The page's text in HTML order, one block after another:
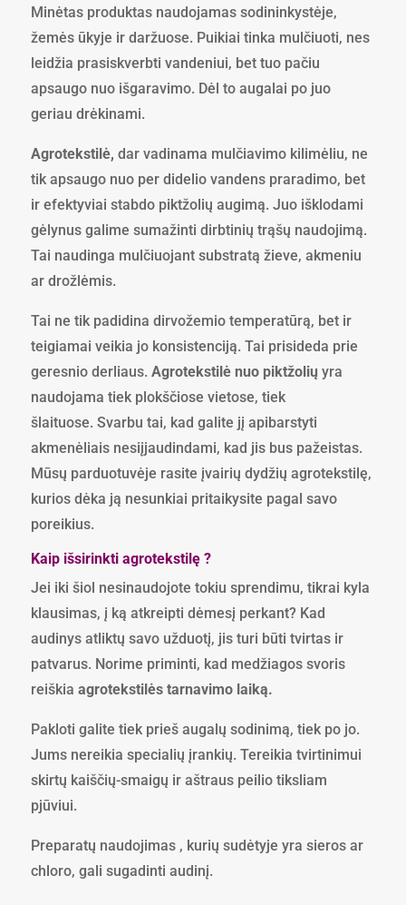
Minėtas produktas naudojamas sodininkystėje,
žemės ūkyje ir daržuose. Puikiai tinka mulčiuoti, nes
leidžia prasiskverbti vandeniui, bet tuo pačiu
apsaugo nuo išgaravimo. Dėl to augalai po juo
geriau drėkinami.
Agrotekstilė, dar vadinama mulčiavimo kilimėliu, ne
tik apsaugo nuo per didelio vandens praradimo, bet
ir efektyviai stabdo piktžolių augimą. Juo išklodami
gėlynus galime sumažinti dirbtinių trąšų naudojimą.
Tai naudinga mulčiuojant substratą žieve, akmeniu
ar drožlėmis.
Tai ne tik padidina dirvožemio temperatūrą, bet ir
teigiamai veikia jo konsistenciją. Tai prisideda prie
geresnio derliaus. Agrotekstilė nuo piktžolių yra
naudojama tiek plokščiose vietose, tiek
šlaituose. Svarbu tai, kad galite jį apibarstyti
akmenėliais nesiįjaudindami, kad jis bus pažeistas.
Mūsų parduotuvėje rasite įvairių dydžių agrotekstilę,
kurios dėka ją nesunkiai pritaikysite pagal savo
poreikius.
Kaip išsirinkti agrotekstilę ?
Jei iki šiol nesinaudojote tokiu sprendimu, tikrai kyla
klausimas, į ką atkreipti dėmesį perkant? Kad
audinys atliktų savo užduotį, jis turi būti tvirtas ir
patvarus. Norime priminti, kad medžiagos svoris
reiškia agrotekstilės tarnavimo laiką.
Pakloti galite tiek prieš augalų sodinimą, tiek po jo.
Jums nereikia specialių įrankių. Tereikia tvirtinimui
skirtų kaiščių-smaigų ir aštraus peilio tiksliam
pjūviui.
Preparatų naudojimas , kurių sudėtyje yra sieros ar
chloro, gali sugadinti audinį.